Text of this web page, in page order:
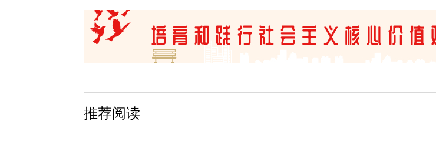
推荐阅读